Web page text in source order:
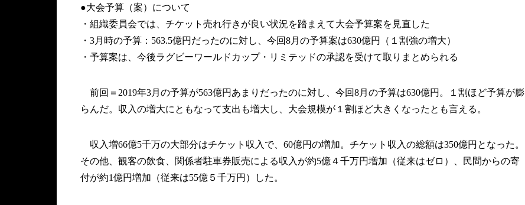
●大会予算（案）について
・組織委員会では、チケット売れ行きが良い状況を踏まえて大会予算案を見直した
・3月時の予算：563.5億円だったのに対し、今回8月の予算案は630億円（１割強の増大）
・予算案は、今後ラグビーワールドカップ・リミテッドの承認を受けて取りまとめられる
前回＝2019年3月の予算が563億円あまりだったのに対し、今回8月の予算は630億円。１割ほど予算が膨
らんだ。収入の増大にともなって支出も増大し、大会規模が１割ほど大きくなったとも言える。
収入増66億5千万の大部分はチケット収入で、60億円の増加。チケット収入の総額は350億円となった。
その他、観客の飲食、関係者駐車券販売による収入が約5億４千万円増加（従来はゼロ）、民間からの寄
付が約1億円増加（従来は55億５千万円）した。